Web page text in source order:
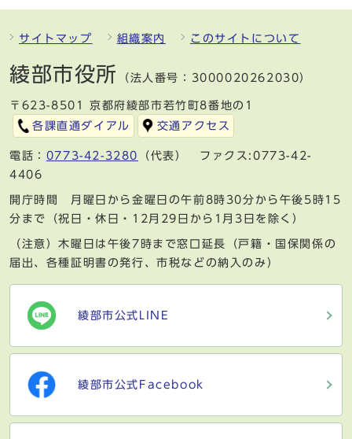
サイトマップ 組織案内 このサイトについて
綾部市役所 （法人番号：3000020262030）
〒623-8501 京都府綾部市若竹町8番地の1
各課直通ダイアル
交通アクセス
電話： 0773-42-3280
（代表） ファクス:0773-42-
4406
開庁時間 月曜日から金曜日の午前8時30分から午後5時15
分まで（祝日・休日・12月29日から1月3日を除く）
（注意）木曜日は午後7時まで窓口延長（戸籍・国保関係の
届出、各種証明書の発行、市税などの納入のみ）
綾部市公式LINE
綾部市公式Facebook